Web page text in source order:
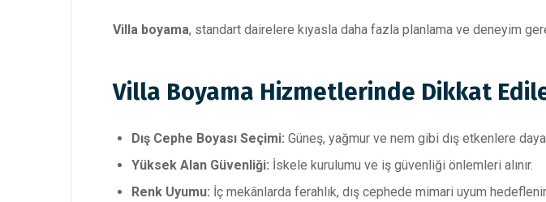
Villa boyama, standart dairelere kıyasla daha fazla planlama ve deneyim
Villa Boyama Hizmetlerinde Dikkat
Dış Cephe Boyası Seçimi: Güneş, yağmur ve nem gibi dış etkenlere
Yüksek Alan Güvenliği: İskele kurulumu ve iş güvenliği önlemleri alınır.
Renk Uyumu: İç mekânlarda ferahlık, dış cephede mimari uyum